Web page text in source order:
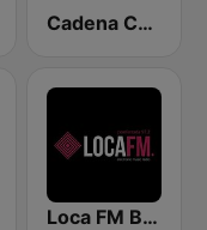
Cadena COPE Bierzo
Loca FM Bierzo